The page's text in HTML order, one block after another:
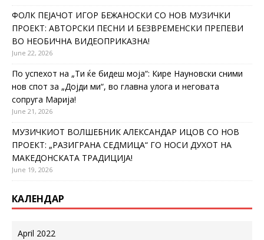
ФОЛК ПЕЈАЧОТ ИГОР БЕЖАНОСКИ СО НОВ МУЗИЧКИ
ПРОЕКТ: АВТОРСКИ ПЕСНИ И БЕЗВРЕМЕНСКИ ПРЕПЕВИ
ВО НЕОБИЧНА ВИДЕОПРИКАЗНА!
June 22, 2026
По успехот на „Ти ќе бидеш моја“: Кире Науновски сними
нов спот за „Дојди ми“, во главна улога и неговата
сопруга Марија!
June 21, 2026
МУЗИЧКИОТ ВОЛШЕБНИК АЛЕКСАНДАР ИЦОВ СО НОВ
ПРОЕКТ: „РАЗИГРАНА СЕДМИЦА“ ГО НОСИ ДУХОТ НА
МАКЕДОНСКАТА ТРАДИЦИЈА!
June 19, 2026
КАЛЕНДАР
April 2022